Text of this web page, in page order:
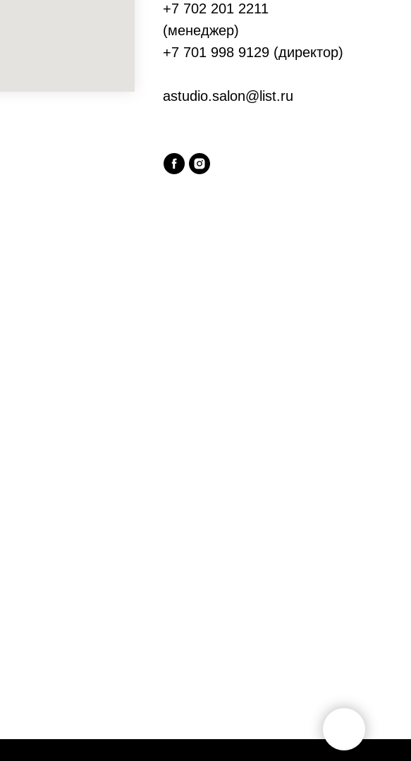
+7 702 201 2211
(менеджер)
+7 701 998 9129 (директор)
astudio.salon@list.ru